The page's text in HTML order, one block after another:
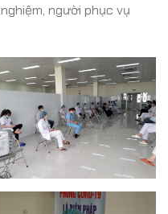
người phục vụ